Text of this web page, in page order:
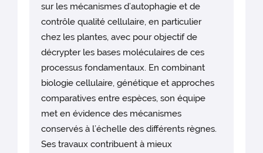
sur les mécanismes d’autophagie et de
contrôle qualité cellulaire, en particulier
chez les plantes, avec pour objectif de
décrypter les bases moléculaires de ces
processus fondamentaux. En combinant
biologie cellulaire, génétique et approches
comparatives entre espèces, son équipe
met en évidence des mécanismes
conservés à l’échelle des différents règnes.
Ses travaux contribuent à mieux